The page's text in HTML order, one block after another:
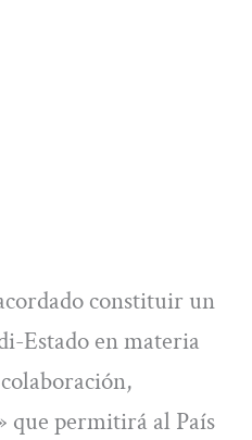
constituir un
Estado en materia
que permitirá al País